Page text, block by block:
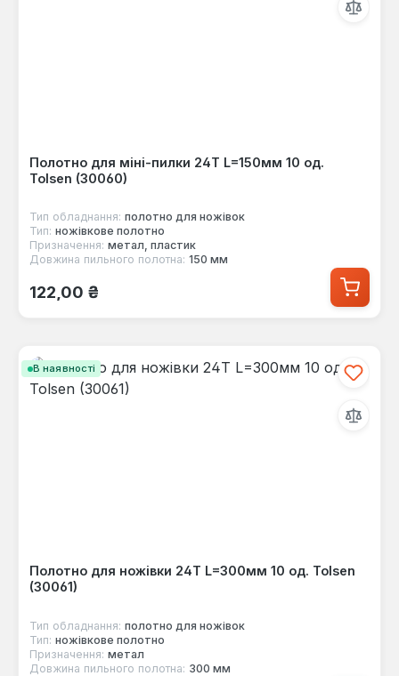
Полотно для міні-пилки 24T L=150мм 10 од.
Tolsen (30060)
Тип обладнання: полотнo для ножівок
Тип: ножівкове полотно
Призначення: метал, пластик
Довжина пильного полотна: 150 мм
Звичайна ціна:
122,00 ₴
В наявності
Полотно для ножівки 24T L=300мм 10 од. Tolsen
(30061)
Тип обладнання: полотнo для ножівок
Тип: ножівкове полотно
Призначення: метал
Довжина пильного полотна: 300 мм